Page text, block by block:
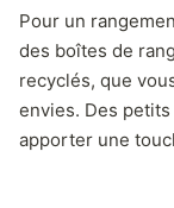
Pour un
des boîtes de
recyclés, que
envies. Des
apporter une